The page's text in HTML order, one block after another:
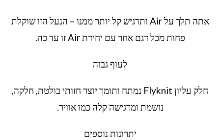
אתה תלך על Air ותרגיש קל יותר ממנו – הנעל הזו שוקלת
פחות מכל דגם אחר עם יחידת Air זו עד כה.
לעוף גבוה
חלק עליון Flyknit נמתח ותומך יוצר חזותי בולטת, חלקה,
נושמת ומרגישה קלה כמו אוויר.
יתרונות נוספים